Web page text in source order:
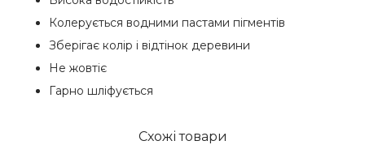
Колерується водними пастами пігментів
Зберігає колір і відтінок деревини
Не жовтіє
Гарно шліфується
Схожі товари